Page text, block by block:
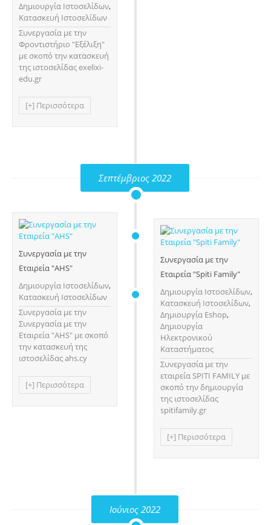
Δημιουργία Ιστοσελίδων,
Κατασκευή Ιστοσελίδων
Συνεργασία με την
Φροντιστήριο "Εξέλιξη"
με σκοπό την κατασκευή
της ιστοσελίδας exelixi-
edu.gr
[+] Περισσότερα
Σεπτέμβριος 2022
Συνεργασία με την
Εταιρεία "AHS"
Δημιουργία Ιστοσελίδων,
Κατασκευή Ιστοσελίδων
Συνεργασία με την
Συνεργασία με την
Εταιρεία "AHS" με σκοπό
την κατασκευή της
ιστοσελίδας ahs.cy
[+] Περισσότερα
Συνεργασία με την
Εταιρεία "Spiti Family"
Δημιουργία Ιστοσελίδων,
Κατασκευή Ιστοσελίδων,
Δημιουργία Eshop,
Δημιουργία
Ηλεκτρονικού
Καταστήματος
Συνεργασία με την
εταιρεία SPITI FAMILY με
σκοπό την δημιουργία
της ιστοσελίδας
spitifamily.gr
[+] Περισσότερα
Ιούνιος 2022